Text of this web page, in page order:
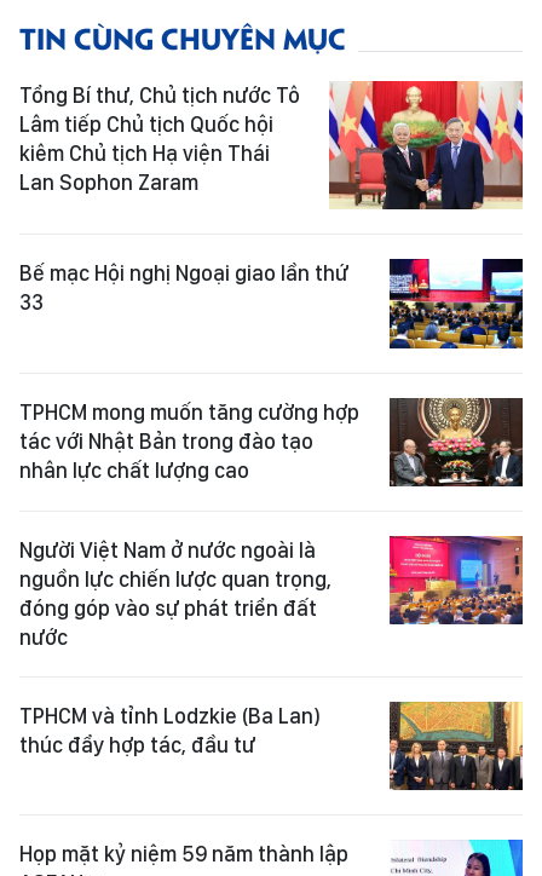
TIN CÙNG CHUYÊN MỤC
Tổng Bí thư, Chủ tịch nước Tô
Lâm tiếp Chủ tịch Quốc hội
kiêm Chủ tịch Hạ viện Thái
Lan Sophon Zaram
Bế mạc Hội nghị Ngoại giao lần thứ
33
TPHCM mong muốn tăng cường hợp
tác với Nhật Bản trong đào tạo
nhân lực chất lượng cao
Người Việt Nam ở nước ngoài là
nguồn lực chiến lược quan trọng,
đóng góp vào sự phát triển đất
nước
TPHCM và tỉnh Lodzkie (Ba Lan)
thúc đẩy hợp tác, đầu tư
Họp mặt kỷ niệm 59 năm thành lập